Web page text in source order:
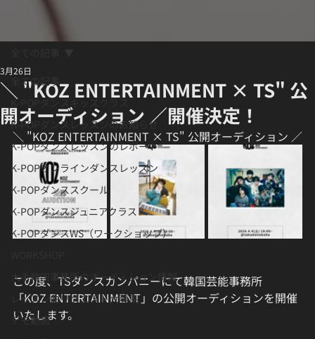
全ての記事
K-POPダンスキッズクラス
K-POPダンスレッスンのお知らせ
K-POPダンスレッスンのレポート
K-POPオンラインダンスレッスン
K-POPダンススクール
K-POPダンスジュニアクラス
K-POPダンスWS（ワークショップ）
大手韓国事務所のオーディション情報
レッスン曲リクエスト大募集
デモ動画
＼ "KOZ ENTERTAINMENT × TS" 公
開オーディション ／開催決定！
3月26日
＼ "KOZ ENTERTAINMENT × TS" 公開オーディション ／
この度、TSダンスカンパニーにて韓国芸能事務所
「KOZ ENTERTAINMENT」の公開オーディションを開催
いたします。